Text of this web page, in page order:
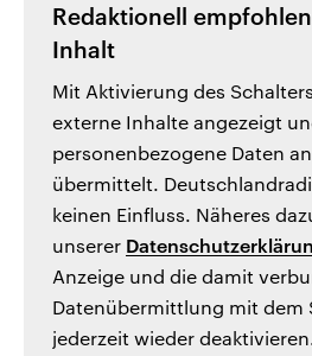
Redaktionell
Inhalt
Mit Aktivierung des
externe Inhalte angezeigt
personenbezogene Daten
übermittelt.
keinen Einfluss. Näheres
unserer
Anzeige und die damit
Datenübermittlung mit dem
jederzeit wieder